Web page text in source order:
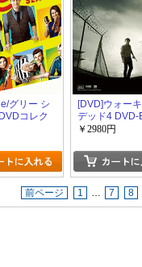
グリー シ
コレク
日本オリ
)
[DVD]ウォー
デッド4 DVD-
1+2
￥2980円
前ページ 1 … 7 8